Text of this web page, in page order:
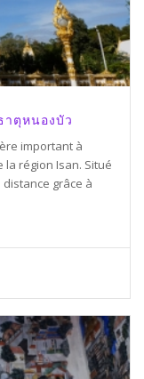
าตุหนองบัว
important à
la région Isan. Situé
grâce à